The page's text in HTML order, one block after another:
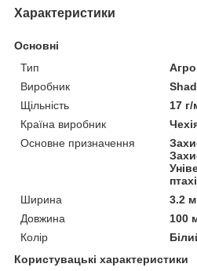
Характеристики
Основні
Тип
Виробник
Щільність
17 г/
Країна виробник
Основне призначення
Ширина
3.2 м
Довжина
100
Колір
Користувацькі характеристики